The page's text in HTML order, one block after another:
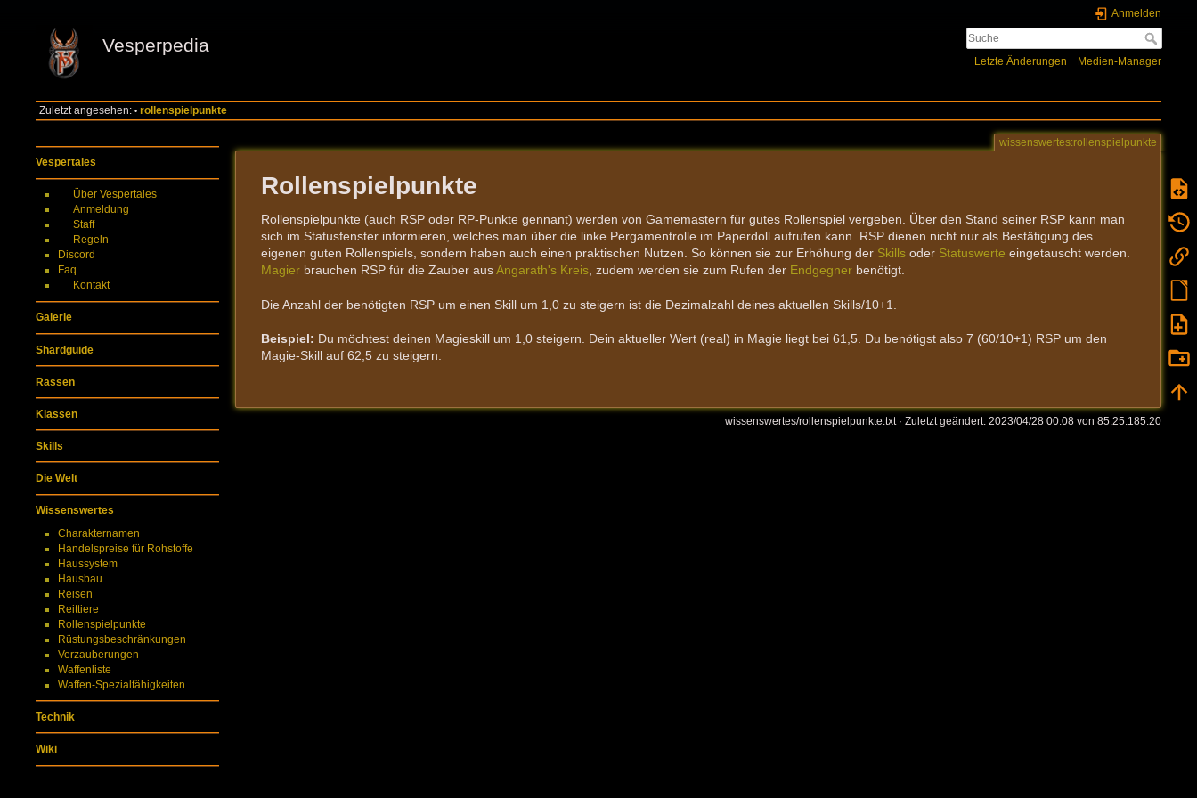
Vesperpedia
Anmelden
Letzte Änderungen Medien-Manager
Zuletzt angesehen: • rollenspielpunkte
Vespertales
Über Vespertales
Anmeldung
Staff
Regeln
Discord
Faq
Kontakt
Galerie
Shardguide
Rassen
Klassen
Skills
Die Welt
Wissenswertes
Charakternamen
Handelspreise für Rohstoffe
Haussystem
Hausbau
Reisen
Reittiere
Rollenspielpunkte
Rüstungsbeschränkungen
Verzauberungen
Waffenliste
Waffen-Spezialfähigkeiten
Technik
Wiki
wissenswertes:rollenspielpunkte
Rollenspielpunkte
Rollenspielpunkte (auch RSP oder RP-Punkte gennant) werden von Gamemastern für gutes Rollenspiel vergeben. Über den Stand seiner RSP kann man
sich im Statusfenster informieren, welches man über die linke Pergamentrolle im Paperdoll aufrufen kann. RSP dienen nicht nur als Bestätigung des
eigenen guten Rollenspiels, sondern haben auch einen praktischen Nutzen. So können sie zur Erhöhung der Skills oder Statuswerte eingetauscht werden.
Magier brauchen RSP für die Zauber ausAngarath's Kreis, zudem werden sie zum Rufen der Endgegner benötigt.
Die Anzahl der benötigten RSP um einen Skill um 1,0 zu steigern ist die Dezimalzahl deines aktuellen Skills/10+1.
Beispiel: Du möchtest deinen Magieskill um 1,0 steigern. Dein aktueller Wert (real) in Magie liegt bei 61,5. Du benötigst also 7 (60/10+1) RSP um den
Magie-Skill auf 62,5 zu steigern.
wissenswertes/rollenspielpunkte.txt· Zuletzt geändert: 2023/04/28 00:08 von 85.25.185.20